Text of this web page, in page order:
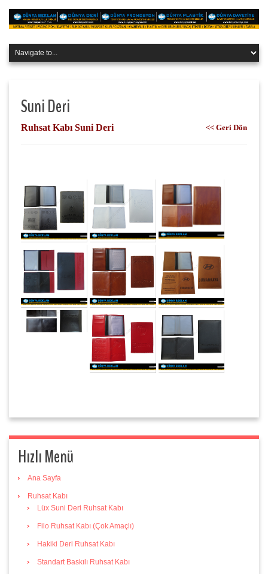
Suni Deri
Ruhsat Kabı Suni Deri << Geri Dön
Hızlı Menü
Ana Sayfa
Ruhsat Kabı
Lüx Suni Deri Ruhsat Kabı
Filo Ruhsat Kabı (Çok Amaçlı)
Hakiki Deri Ruhsat Kabı
Standart Baskılı Ruhsat Kabı